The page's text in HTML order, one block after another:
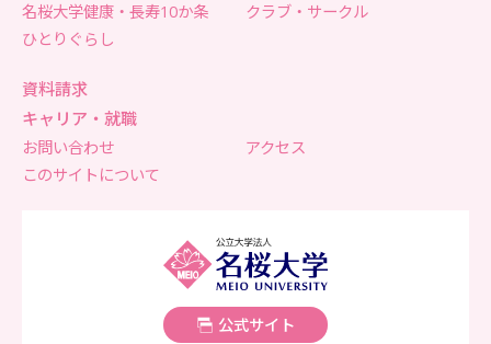
名桜大学健康・長寿10か条
クラブ・サークル
ひとりぐらし
資料請求
キャリア・就職
お問い合わせ
アクセス
このサイトについて
公式サイト